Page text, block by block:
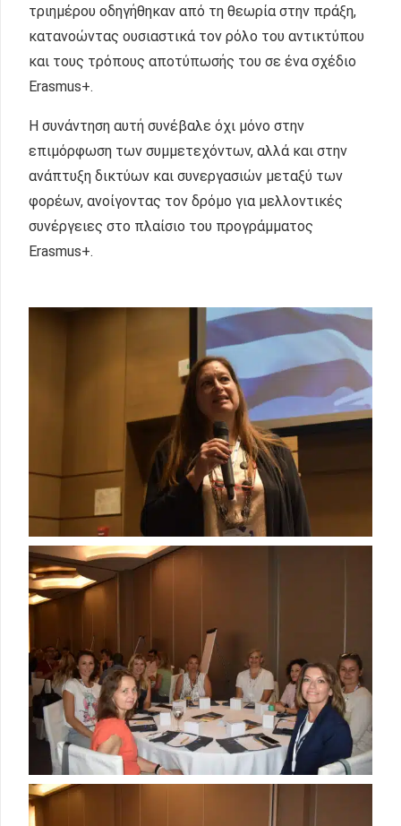
τριημέρου οδηγήθηκαν από τη θεωρία στην πράξη,
κατανοώντας ουσιαστικά τον ρόλο του αντικτύπου
και τους τρόπους αποτύπωσής του σε ένα σχέδιο
Erasmus+.
Η συνάντηση αυτή συνέβαλε όχι μόνο στην
επιμόρφωση των συμμετεχόντων, αλλά και στην
ανάπτυξη δικτύων και συνεργασιών μεταξύ των
φορέων, ανοίγοντας τον δρόμο για μελλοντικές
συνέργειες στο πλαίσιο του προγράμματος
Erasmus+.